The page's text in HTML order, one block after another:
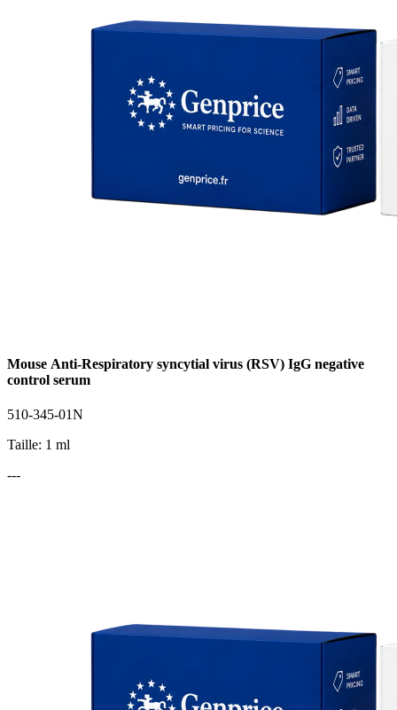
Mouse Anti-Respiratory syncytial virus (RSV) IgG negative
control serum
510-345-01N
Taille: 1 ml
---